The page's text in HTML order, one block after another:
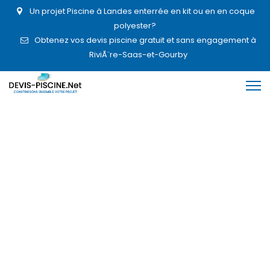
Un projet Piscine à Landes enterrée en kit ou en en coque
polyester?
Obtenez vos devis piscine gratuit et sans engagement à
RiviÃ¨re-Saas-et-Gourby